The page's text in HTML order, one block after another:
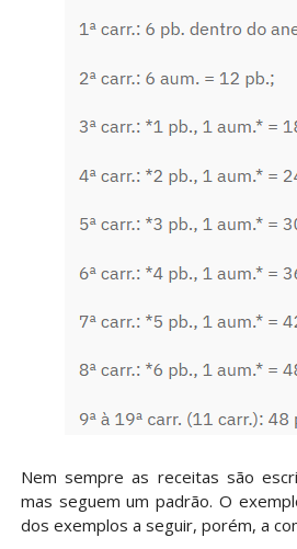
Nem sempre as receitas são
mas seguem um padrão. O
dos exemplos a seguir, porém, a